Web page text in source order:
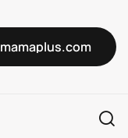
mamaplus.com